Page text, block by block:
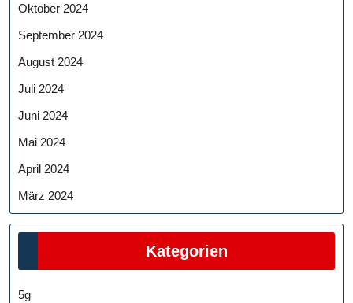
Oktober 2024
September 2024
August 2024
Juli 2024
Juni 2024
Mai 2024
April 2024
März 2024
Kategorien
5g